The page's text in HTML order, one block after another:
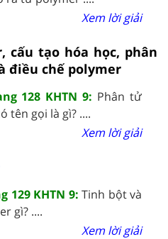
Xem lời giải
cấu tạo hóa học, phân
điều chế polymer
128 KHTN 9: Phân tử
tên gọi là gì? ....
Xem lời giải
129 KHTN 9:Tinh bột và
gì? ....
Xem lời giải